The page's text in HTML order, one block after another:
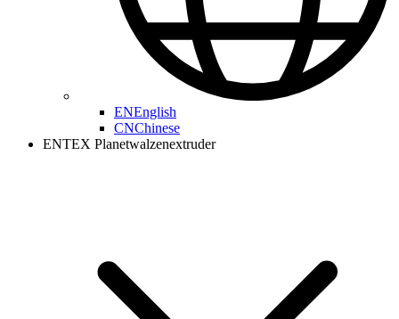
ENEnglish
CNChinese
ENTEX Planetwalzenextruder